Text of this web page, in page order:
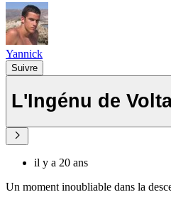
Yannick
Suivre
L'Ingénu de
il y a 20 ans
Un moment inoubliable dans la